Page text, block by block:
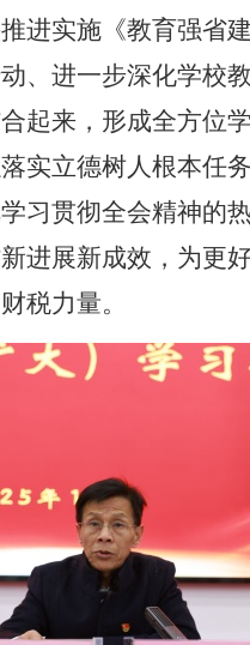
进实施《教育强省
、进一步深化学校
起来，形成全方位
实立德树人根本任
习贯彻全会精神的
进展新成效，为更
税力量。